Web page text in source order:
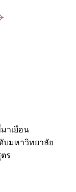
าเยือน
บมหาวิทยาลัย
ร